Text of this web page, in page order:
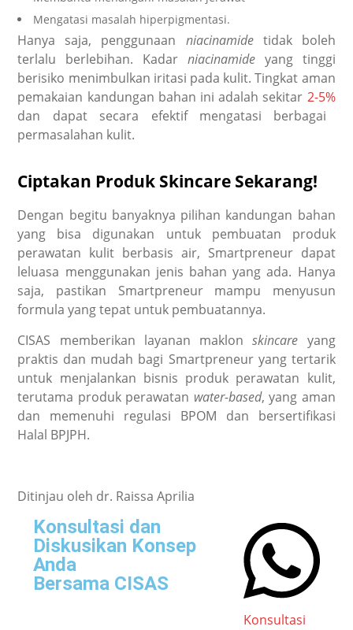
Mengatasi masalah hiperpigmentasi.
Hanya saja, penggunaan niacinamidetidak boleh
terlalu berlebihan. Kadar niacinamideyang tinggi
berisiko menimbulkan iritasi pada kulit. Tingkat aman
pemakaian kandungan bahan ini adalah sekitar 2-5%
dan dapat secara efektif mengatasi berbagai
permasalahan kulit.
Ciptakan Produk Skincare Sekarang!
Dengan begitu banyaknya pilihan kandungan bahan
yang bisa digunakan untuk pembuatan produk
perawatan kulit berbasis air, Smartpreneur dapat
leluasa menggunakan jenis bahan yang ada. Hanya
saja, pastikan Smartpreneur mampu menyusun
formula yang tepat untuk pembuatannya.
CISAS memberikan layanan maklonskincare yang
praktis dan mudah bagi Smartpreneur yang tertarik
untuk menjalankan bisnis produk perawatan kulit,
terutama produk perawatan water-based, yang aman
dan memenuhi regulasi BPOM dan bersertifikasi
Halal BPJPH.
Ditinjau oleh dr. Raissa Aprilia
Konsultasi dan
Diskusikan Konsep
Anda
Bersama CISAS
Konsultasi